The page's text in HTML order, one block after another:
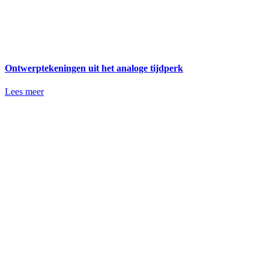
Ontwerptekeningen uit het analoge tijdperk
Lees meer